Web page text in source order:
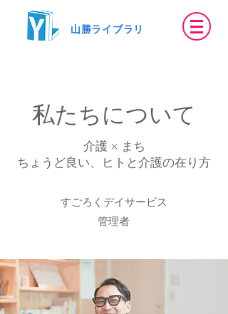
​山勝ライブラリ
私たちについて
介護 × まち
​ちょうど良い、ヒトと介護の在り方
すごろくデイサービス
​管理者